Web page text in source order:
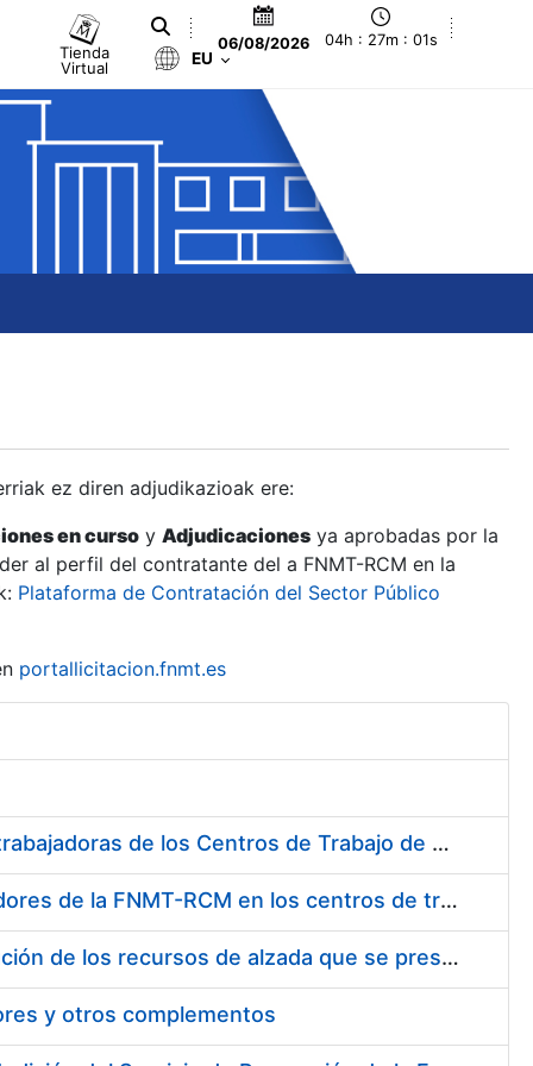
Tienda
Virtual
06/08/2026 04h : 27m : 02s
EU
ez diren adjudikazioak ere:
en curso y Adjudicaciones ya aprobadas por la
al perfil del contratante del a FNMT-RCM en la
Plataforma de Contratación del Sector Público
portallicitacion.fnmt.es
Suministro de Protectores Auditivos a medida para las personas trabajadoras de los Centros de Trabajo de Madrid y Burgos
Suministro de gafas graduadas antiproyecciones para los trabajadores de la FNMT-RCM en los centros de trabajo de Madrid y Burgos
Servicios de una empresa externa para el asesoramiento y resolución de los recursos de alzada que se presentan relacionados con procesos de selección para la FNMT-RCM
y otros complementos